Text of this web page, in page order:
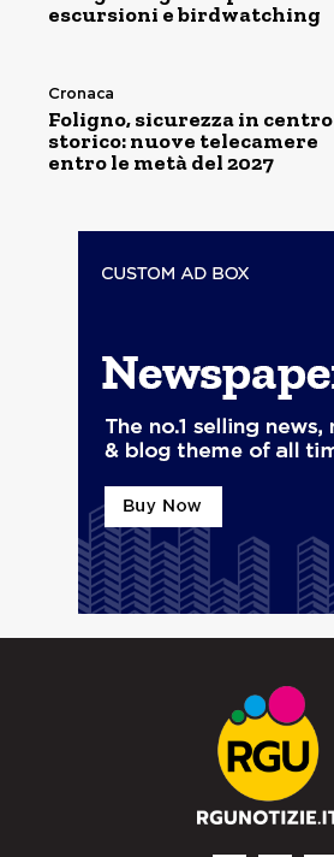
escursioni e birdwatching
Cronaca
Foligno, sicurezza in centro
storico: nuove telecamere
entro le metà del 2027